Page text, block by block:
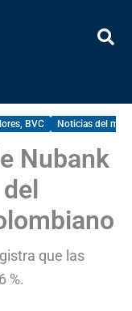
BVC Noticias del
Nubank
que las
%.